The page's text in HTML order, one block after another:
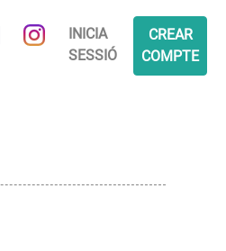
INICIA
SESSIÓ
CREAR
COMPTE